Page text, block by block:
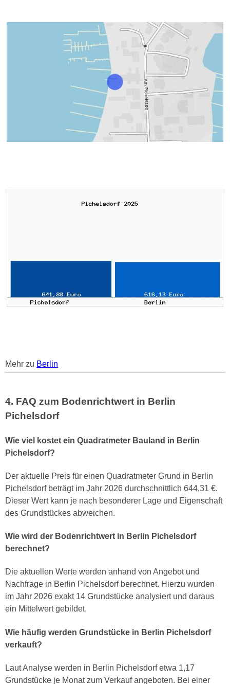
Mehr zu Berlin
4. FAQ zum Bodenrichtwert in Berlin
Pichelsdorf
Wie viel kostet ein Quadratmeter Bauland in Berlin
Pichelsdorf?
Der aktuelle Preis für einen Quadratmeter Grund in Berlin
Pichelsdorf beträgt im Jahr 2026 durchschnittlich 644,31 €.
Dieser Wert kann je nach besonderer Lage und Eigenschaft
des Grundstückes abweichen.
Wie wird der Bodenrichtwert in Berlin Pichelsdorf
berechnet?
Die aktuellen Werte werden anhand von Angebot und
Nachfrage in Berlin Pichelsdorf berechnet. Hierzu wurden
im Jahr 2026 exakt 14 Grundstücke analysiert und daraus
ein Mittelwert gebildet.
Wie häufig werden Grundstücke in Berlin Pichelsdorf
verkauft?
Laut Analyse werden in Berlin Pichelsdorf etwa 1,17
Grundstücke je Monat zum Verkauf angeboten. Bei einer